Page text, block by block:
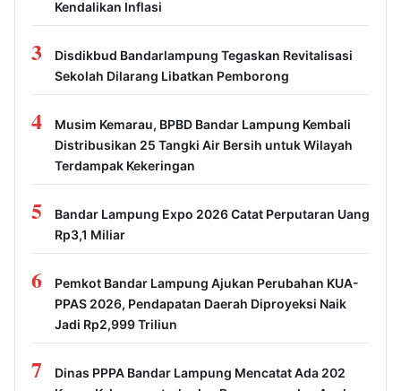
Kendalikan Inflasi
3
Disdikbud Bandarlampung Tegaskan Revitalisasi
Sekolah Dilarang Libatkan Pemborong
4
Musim Kemarau, BPBD Bandar Lampung Kembali
Distribusikan 25 Tangki Air Bersih untuk Wilayah
Terdampak Kekeringan
5
Bandar Lampung Expo 2026 Catat Perputaran Uang
Rp3,1 Miliar
6
Pemkot Bandar Lampung Ajukan Perubahan KUA-
PPAS 2026, Pendapatan Daerah Diproyeksi Naik
Jadi Rp2,999 Triliun
7
Dinas PPPA Bandar Lampung Mencatat Ada 202